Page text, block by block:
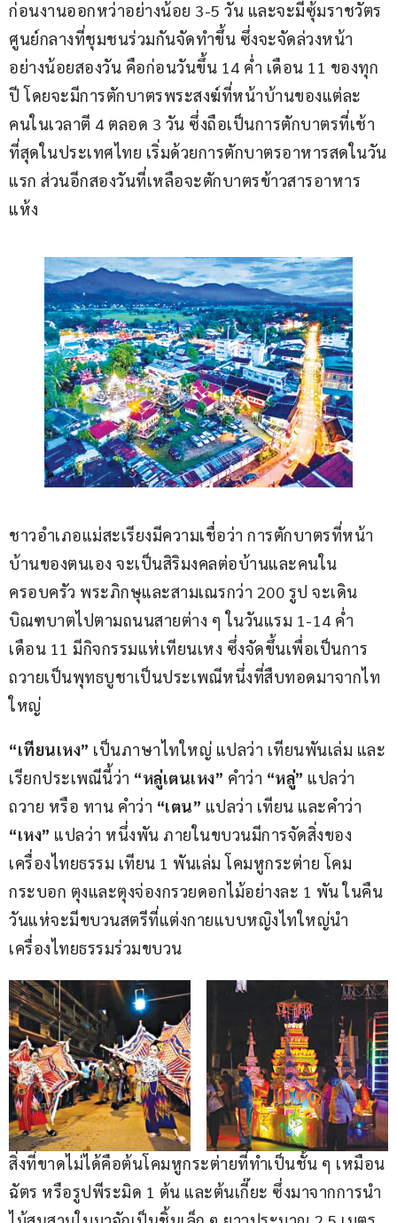
ก่อนงานออกหว่าอย่างน้อย 3-5 วัน และจะมีซุ้มราชวัตร
ศูนย์กลางที่ชุมชนร่วมกันจัดทำขึ้น ซึ่งจะจัดล่วงหน้า
อย่างน้อยสองวัน คือก่อนวันขึ้น 14 คํ่า เดือน 11 ของทุก
ปี โดยจะมีการตักบาตรพระสงฆ์ที่หน้าบ้านของแต่ละ
คนในเวลาตี 4 ตลอด 3 วัน ซึ่งถือเป็นการตักบาตรที่เช้า
ที่สุดในประเทศไทย เริ่มด้วยการตักบาตรอาหารสดในวัน
แรก ส่วนอีกสองวันที่เหลือจะตักบาตรข้าวสารอาหาร
แห้ง
ชาวอำเภอแม่สะเรียงมีความเชื่อว่า การตักบาตรที่หน้า
บ้านของตนเอง จะเป็นสิริมงคลต่อบ้านและคนใน
ครอบครัว พระภิกษุและสามเณรกว่า 200 รูป จะเดิน
บิณฑบาตไปตามถนนสายต่าง ๆ ในวันแรม 1-14 คํ่า
เดือน 11 มีกิจกรรมแห่เทียนเหง ซึ่งจัดขึ้นเพื่อเป็นการ
ถวายเป็นพุทธบูชาเป็นประเพณีหนึ่งที่สืบทอดมาจากไท
ใหญ่
“เทียนเหง” เป็นภาษาไทใหญ่ แปลว่า เทียนพันเล่ม และ
เรียกประเพณีนี้ว่า “หลู่เตนเหง” คำว่า “หลู่” แปลว่า
ถวาย หรือ ทาน คำว่า “เตน” แปลว่า เทียน และคำว่า
“เหง” แปลว่า หนึ่งพัน ภายในขบวนมีการจัดสิ่งของ
เครื่องไทยธรรม เทียน 1 พันเล่ม โคมหูกระต่าย โคม
กระบอก ตุงและตุงจ่องกรวยดอกไม้อย่างละ 1 พัน ในคืน
วันแห่จะมีขบวนสตรีที่แต่งกายแบบหญิงไทใหญ่นำ
เครื่องไทยธรรมร่วมขบวน
สิ่งที่ขาดไม่ได้คือต้นโคมหูกระต่ายที่ทำเป็นชั้น ๆ เหมือน
ฉัตร หรือรูปพีระมิด 1 ต้น และต้นเกี๊ยะ ซึ่งมาจากการนำ